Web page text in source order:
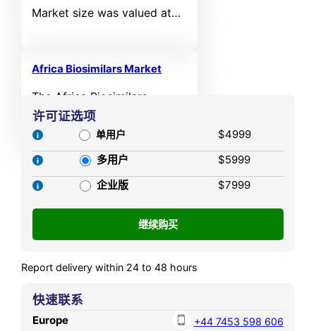
6.30% during the forecast
Market size was valued at
2025. It is anticipated to
9.44% during the forecast
period.
Africa Biosimilars Market
The Africa Biosimilars
Market size was valued at
USD 126.63 MN in 2021 and
reached USD 200.98 MN in
2025. It is anticipated to
reach USD 451.50 MN by
7.80% during the forecast
period.
许可证选项
单用户
$4999
多用户
$5999
企业版
$7999
Report delivery within 24 to 48 hours
快速联系
Europe +44 7453 598 606